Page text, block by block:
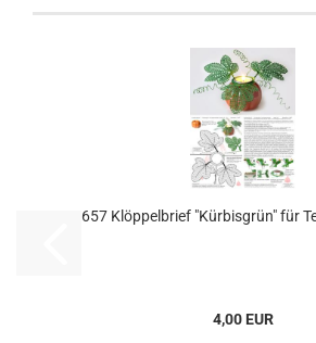
657 Klöppelbrief "Kürbisgrün" für
4,00 EUR